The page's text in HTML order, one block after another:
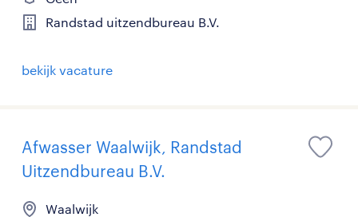
Randstad uitzendbureau B.V.
bekijk vacature
Afwasser Waalwijk, Randstad
Uitzendbureau B.V.
Waalwijk